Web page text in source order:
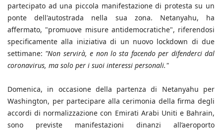
partecipato ad una piccola manifestazione di protesta su un
ponte dell'autostrada nella sua zona. Netanyahu, ha
affermato, "promuove misure antidemocratiche", riferendosi
specificamente alla iniziativa di un nuovo lockdown di due
settimane: "Non servirà, e non lo sta facendo per difenderci dal
coronavirus, ma solo per i suoi interessi personali."
Domenica, in occasione della partenza di Netanyahu per
Washington, per partecipare alla cerimonia della firma degli
accordi di normalizzazione con Emirati Arabi Uniti e Bahrain,
sono previste manifestazioni dinanzi all’aeroporto